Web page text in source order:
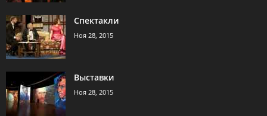
Спектакли
Ноя 28, 2015
Выставки
Ноя 28, 2015